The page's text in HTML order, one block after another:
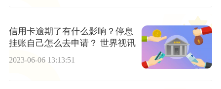
信用卡逾期了有什么影响？停息
挂账自己怎么去申请？ 世界视讯
2023-06-06 13:13:51